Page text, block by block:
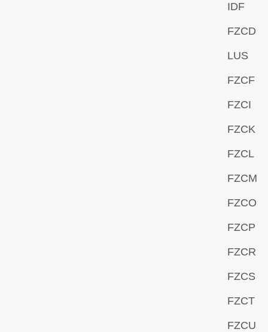
IDF
FZCD
LUS
FZCF
FZCI
FZCK
FZCL
FZCM
FZCO
FZCP
FZCR
FZCS
FZCT
FZCU